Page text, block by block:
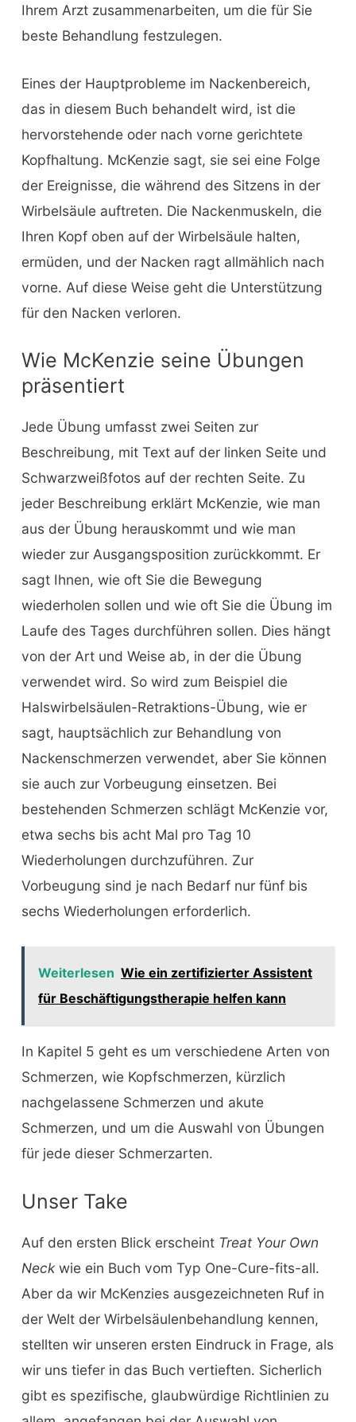
Ihrem Arzt zusammenarbeiten, um die für Sie
beste Behandlung festzulegen.
Eines der Hauptprobleme im Nackenbereich,
das in diesem Buch behandelt wird, ist die
hervorstehende oder nach vorne gerichtete
Kopfhaltung. McKenzie sagt, sie sei eine Folge
der Ereignisse, die während des Sitzens in der
Wirbelsäule auftreten. Die Nackenmuskeln, die
Ihren Kopf oben auf der Wirbelsäule halten,
ermüden, und der Nacken ragt allmählich nach
vorne. Auf diese Weise geht die Unterstützung
für den Nacken verloren.
Wie McKenzie seine Übungen
präsentiert
Jede Übung umfasst zwei Seiten zur
Beschreibung, mit Text auf der linken Seite und
Schwarzweißfotos auf der rechten Seite. Zu
jeder Beschreibung erklärt McKenzie, wie man
aus der Übung herauskommt und wie man
wieder zur Ausgangsposition zurückkommt. Er
sagt Ihnen, wie oft Sie die Bewegung
wiederholen sollen und wie oft Sie die Übung im
Laufe des Tages durchführen sollen. Dies hängt
von der Art und Weise ab, in der die Übung
verwendet wird. So wird zum Beispiel die
Halswirbelsäulen-Retraktions-Übung, wie er
sagt, hauptsächlich zur Behandlung von
Nackenschmerzen verwendet, aber Sie können
sie auch zur Vorbeugung einsetzen. Bei
bestehenden Schmerzen schlägt McKenzie vor,
etwa sechs bis acht Mal pro Tag 10
Wiederholungen durchzuführen. Zur
Vorbeugung sind je nach Bedarf nur fünf bis
sechs Wiederholungen erforderlich.
Weiterlesen Wie ein zertifizierter Assistent
für Beschäftigungstherapie helfen kann
In Kapitel 5 geht es um verschiedene Arten von
Schmerzen, wie Kopfschmerzen, kürzlich
nachgelassene Schmerzen und akute
Schmerzen, und um die Auswahl von Übungen
für jede dieser Schmerzarten.
Unser Take
Auf den ersten Blick erscheint Treat Your Own
Neckwie ein Buch vom Typ One-Cure-fits-all.
Aber da wir McKenzies ausgezeichneten Ruf in
der Welt der Wirbelsäulenbehandlung kennen,
stellten wir unseren ersten Eindruck in Frage, als
wir uns tiefer in das Buch vertieften. Sicherlich
gibt es spezifische, glaubwürdige Richtlinien zu